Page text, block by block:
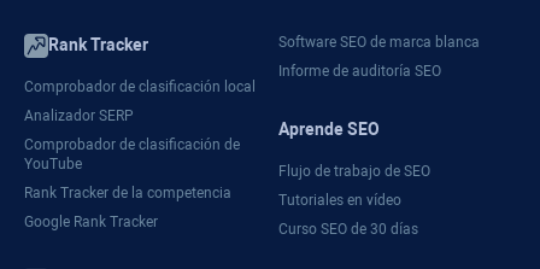
Rank Tracker
Comprobador de clasificación local
Analizador SERP
Comprobador de clasificación de
YouTube
Rank Tracker de la competencia
Google Rank Tracker
Software SEO de marca blanca
Informe de auditoría SEO
Aprende SEO
Flujo de trabajo de SEO
Tutoriales en vídeo
Curso SEO de 30 días